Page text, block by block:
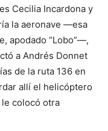
Cecilia Incardona y
la aeronave —esa
apodado “Lobo”—,
a Andrés Donnet
de la ruta 136 en
allí el helicóptero
colocó otra